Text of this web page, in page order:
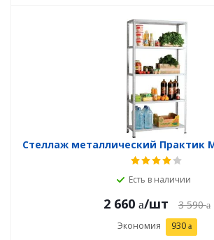
Стеллаж металлический Практик
Есть в наличии
2 660 /шт 3 590
Экономия 930